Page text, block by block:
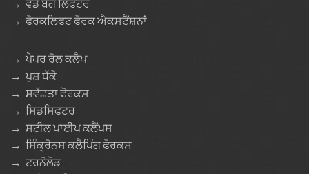
→ ਵੱਡੇ ਬੈਗ ਲਿਫਟਰ
→ ਫੋਰਕਲਿਫਟ ਫੋਰਕ ਐਕਸਟੈਂਸ਼ਨਾਂ
→ ਪੇਪਰ ਰੋਲ ਕਲੈਪ
→ ਪੁਸ਼ ਧੱਕੋ
→ ਸਵੱਛਤਾ ਫੋਰਕਸ
→ ਸਿਡਸਿਫਟਰ
→ ਸਟੀਲ ਪਾਈਪ ਕਲੈਂਪਸ
→ ਸਿੰਕ੍ਰੋਨਸ ਕਲੈਪਿੰਗ ਫੋਰਕਸ
→ ਟਰਨੋਲੋਡ